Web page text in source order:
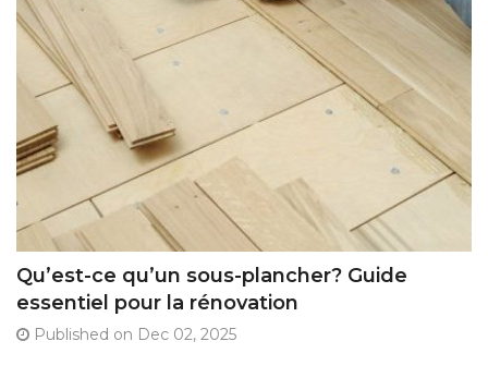
Qu’est-ce qu’un sous-plancher? Guide
essentiel pour la rénovation
Published on Dec 02, 2025